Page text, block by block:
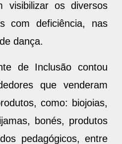
visibilizar os diversos
com deficiência, nas
dança.
de Inclusão contou
que venderam
como: biojoias,
bonés, produtos
pedagógicos, entre